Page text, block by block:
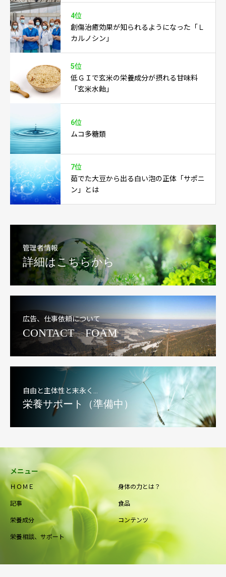
4位
創傷治癒効果が知られるようになった「Ｌ
カルノシン」
5位
低ＧＩで玄米の栄養成分が摂れる甘味料
「玄米水飴」
6位
ムコ多糖類
7位
茹でた大豆から出る白い泡の正体「サポニ
ン」とは
管理者情報
詳細はこちらから
広告、仕事依頼について
CONTACT FOAM
自由と主体性と末永く…
栄養サポート（準備中）
メニュー
ＨＯＭＥ 身体の力とは？
記事 食品
栄養成分 コンテンツ
栄養相談、サポート